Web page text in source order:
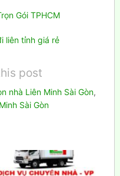
Gói TPHCM
liên tỉnh giá rẻ
post
nhà Liên Minh Sài Gòn,
Sài Gòn